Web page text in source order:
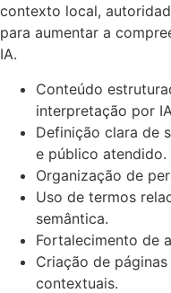
contexto local,
para aumentar a
IA.
Conteúdo
interpretação por
Definição clara de
e público atendido.
Organização de
Uso de termos
semântica.
Fortalecimento de
Criação de
contextuais.